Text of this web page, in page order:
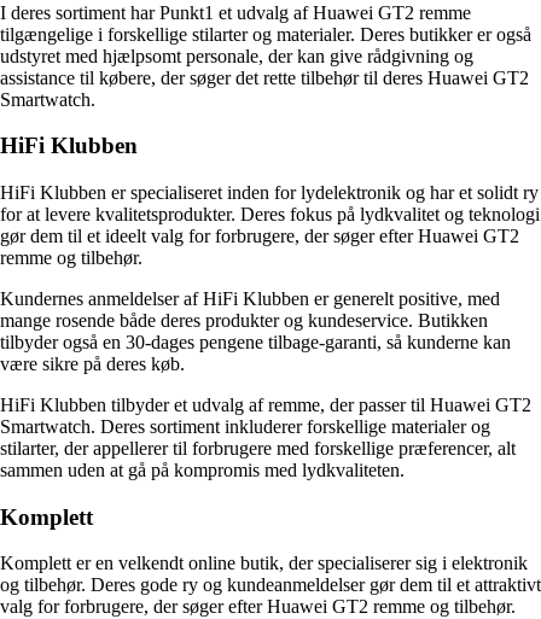
I deres sortiment har Punkt1 et udvalg af Huawei GT2 remme
tilgængelige i forskellige stilarter og materialer. Deres butikker er også
udstyret med hjælpsomt personale, der kan give rådgivning og
assistance til købere, der søger det rette tilbehør til deres Huawei GT2
Smartwatch.
HiFi Klubben
HiFi Klubben er specialiseret inden for lydelektronik og har et solidt ry
for at levere kvalitetsprodukter. Deres fokus på lydkvalitet og teknologi
gør dem til et ideelt valg for forbrugere, der søger efter Huawei GT2
remme og tilbehør.
Kundernes anmeldelser af HiFi Klubben er generelt positive, med
mange rosende både deres produkter og kundeservice. Butikken
tilbyder også en 30-dages pengene tilbage-garanti, så kunderne kan
være sikre på deres køb.
HiFi Klubben tilbyder et udvalg af remme, der passer til Huawei GT2
Smartwatch. Deres sortiment inkluderer forskellige materialer og
stilarter, der appellerer til forbrugere med forskellige præferencer, alt
sammen uden at gå på kompromis med lydkvaliteten.
Komplett
Komplett er en velkendt online butik, der specialiserer sig i elektronik
og tilbehør. Deres gode ry og kundeanmeldelser gør dem til et attraktivt
valg for forbrugere, der søger efter Huawei GT2 remme og tilbehør.